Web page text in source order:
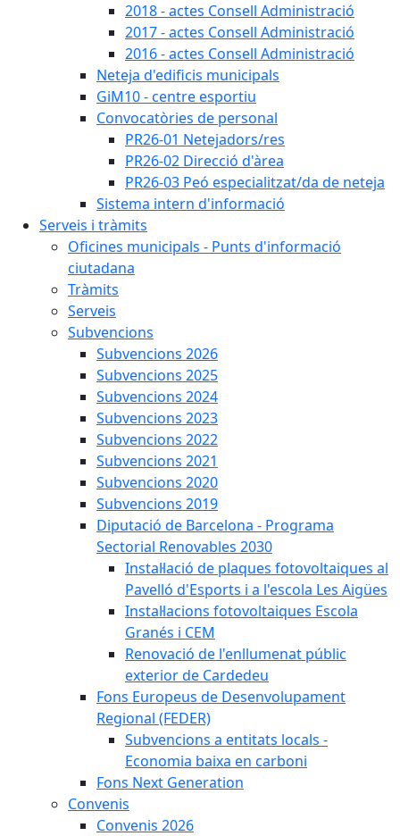
2018 - actes Consell Administració
2017 - actes Consell Administració
2016 - actes Consell Administració
Neteja d'edificis municipals
GiM10 - centre esportiu
Convocatòries de personal
PR26-01 Netejadors/res
PR26-02 Direcció d'àrea
PR26-03 Peó especialitzat/da de neteja
Sistema intern d'informació
Serveis i tràmits
Oficines municipals - Punts d'informació
ciutadana
Tràmits
Serveis
Subvencions
Subvencions 2026
Subvencions 2025
Subvencions 2024
Subvencions 2023
Subvencions 2022
Subvencions 2021
Subvencions 2020
Subvencions 2019
Diputació de Barcelona - Programa
Sectorial Renovables 2030
Instal·lació de plaques fotovoltaiques al
Pavelló d'Esports i a l'escola Les Aigües
Instal·lacions fotovoltaiques Escola
Granés i CEM
Renovació de l'enllumenat públic
exterior de Cardedeu
Fons Europeus de Desenvolupament
Regional (FEDER)
Subvencions a entitats locals -
Economia baixa en carboni
Fons Next Generation
Convenis
Convenis 2026